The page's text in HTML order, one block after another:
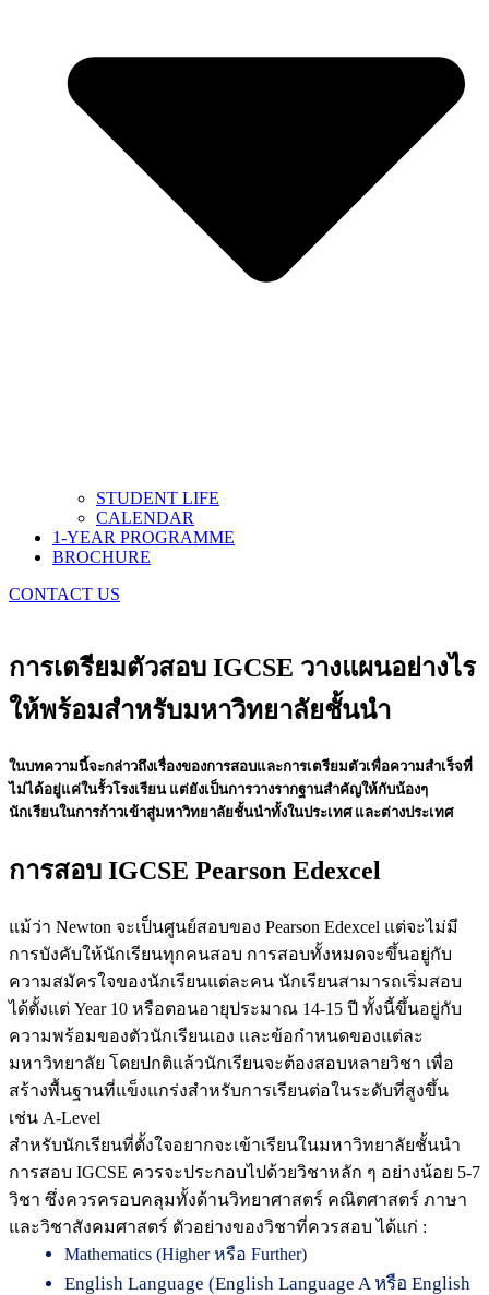
STUDENT LIFE
CALENDAR
1-YEAR PROGRAMME
BROCHURE
CONTACT US
การเตรียมตัวสอบ IGCSE วางแผนอย่างไร
ให้พร้อมสำหรับมหาวิทยาลัยชั้นนำ
ในบทความนี้จะกล่าวถึงเรื่องของการสอบและการเตรียมตัวเพื่อความสำเร็จที่
ไม่ได้อยู่แค่ในรั้วโรงเรียน แต่ยังเป็นการวางรากฐานสำคัญให้กับน้องๆ
นักเรียนในการก้าวเข้าสู่มหาวิทยาลัยชั้นนำทั้งในประเทศ และต่างประเทศ
การสอบ IGCSE Pearson Edexcel
แม้ว่า Newton จะเป็นศูนย์สอบของ Pearson Edexcel แต่จะไม่มี
การบังคับให้นักเรียนทุกคนสอบ การสอบทั้งหมดจะขึ้นอยู่กับ
ความสมัครใจของนักเรียนแต่ละคน นักเรียนสามารถเริ่มสอบ
ได้ตั้งแต่ Year 10 หรือตอนอายุประมาณ 14-15 ปี ทั้งนี้ขึ้นอยู่กับ
ความพร้อมของตัวนักเรียนเอง และข้อกำหนดของแต่ละ
มหาวิทยาลัย โดยปกติแล้วนักเรียนจะต้องสอบหลายวิชา เพื่อ
สร้างพื้นฐานที่แข็งแกร่งสำหรับการเรียนต่อในระดับที่สูงขึ้น
เช่น A-Level
สำหรับนักเรียนที่ตั้งใจอยากจะเข้าเรียนในมหาวิทยาลัยชั้นนำ
การสอบ IGCSE ควรจะประกอบไปด้วยวิชาหลัก ๆ อย่างน้อย 5-7
วิชา ซึ่งควรครอบคลุมทั้งด้านวิทยาศาสตร์ คณิตศาสตร์ ภาษา
และวิชาสังคมศาสตร์ ตัวอย่างของวิชาที่ควรสอบ ได้แก่ :
Mathematics (Higher หรือ Further)
English Language (English Language A หรือ English